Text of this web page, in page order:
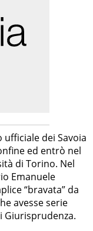
dei Savoia
ed entrò nel
di Torino. Nel
Emanuele
“bravata” da
avesse serie